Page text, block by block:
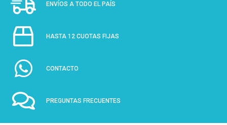
ENVÍOS A TODO EL PAÍS
HASTA 12 CUOTAS FIJAS
CONTACTO
PREGUNTAS FRECUENTES